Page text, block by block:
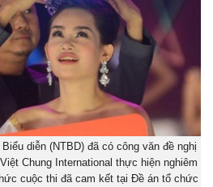
diễn (NTBD) đã có công văn đề nghị
Chung International thực hiện nghiêm
cuộc thi đã cam kết tại Đề án tổ chức